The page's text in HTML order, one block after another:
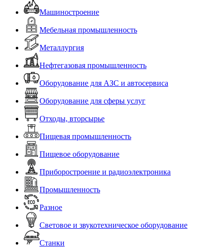
Машиностроение
Мебельная промышленность
Металлургия
Нефтегазовая промышленность
Оборудование для АЗС и автосервиса
Оборудование для сферы услуг
Отходы, вторсырье
Пищевая промышленность
Пищевое оборудование
Приборостроение и радиоэлектроника
Промышленность
Разное
Световое и звукотехническое оборудование
Станки